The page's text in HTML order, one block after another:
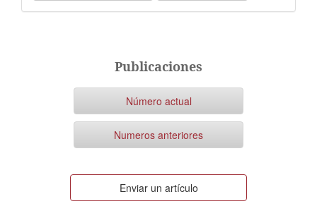
Publicaciones
Número actual
Numeros anteriores
EnviarEnviar un artículo